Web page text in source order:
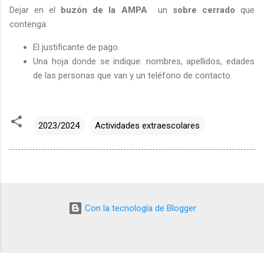
Dejar en el buzón de la AMPAun sobre cerrado que
contenga:
El justificante de pago.
Una hoja donde se indique: nombres, apellidos, edades
de las personas que van y un teléfono de contacto.
2023/2024 Actividades extraescolares
Con la tecnología de Blogger